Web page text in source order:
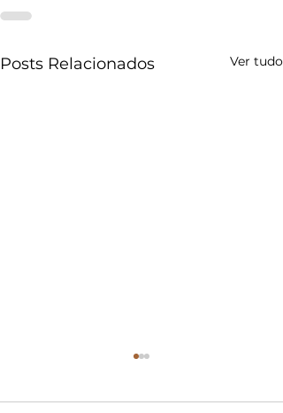
Posts Relacionados Ver tudo